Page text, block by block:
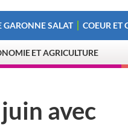
GARONNE SALAT COEUR ET
ET AGRICULTURE
avec